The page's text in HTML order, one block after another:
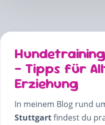
– Tipps für
Erziehung
In meinem Blog rund
Stuttgartfindest du